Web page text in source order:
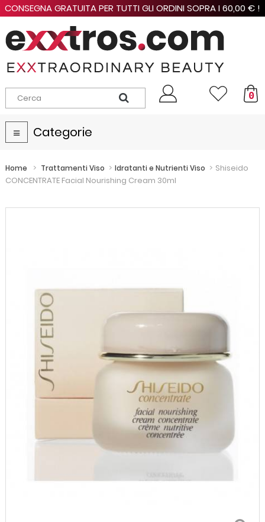
CONSEGNA GRATUITA PER TUTTI GLI ORDINI SOPRA I 60,00 € !
0
Navigazione
Toggle
Categorie
Home > Trattamenti Viso > Idratanti e Nutrienti Viso > Shiseido
CONCENTRATE Facial Nourishing Cream 30ml